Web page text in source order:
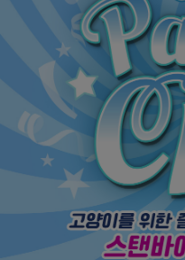
페이코 ID로